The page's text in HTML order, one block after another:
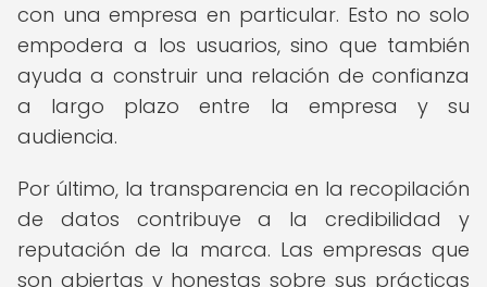
con una empresa en particular. Esto no solo
empodera a los usuarios, sino que también
ayuda a construir una relación de confianza
a largo plazo entre la empresa y su
audiencia.
Por último, la transparencia en la recopilación
de datos contribuye a la credibilidad y
reputación de la marca. Las empresas que
son abiertas y honestas sobre sus prácticas